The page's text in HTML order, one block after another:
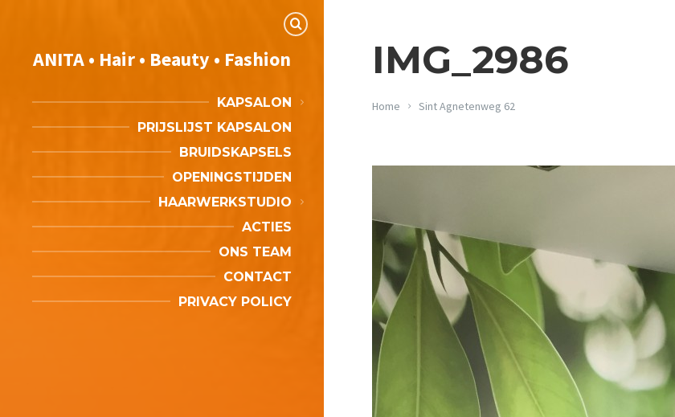
ANITA • Hair • Beauty • Fashion
KAPSALON
PRIJSLIJST KAPSALON
BRUIDSKAPSELS
OPENINGSTIJDEN
HAARWERKSTUDIO
ACTIES
ONS TEAM
CONTACT
PRIVACY POLICY
IMG_2986
Home Sint Agnetenweg 62